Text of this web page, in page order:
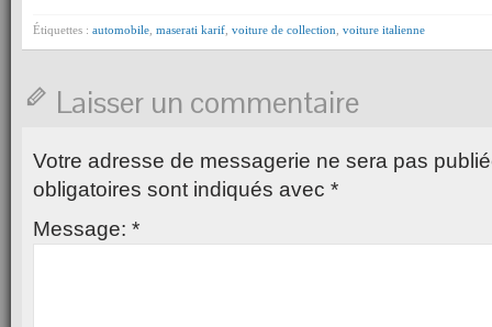
Étiquettes : automobile maserati karif voiture de collection voiture italienne
Laisser un commentaire
Votre adresse de messagerie ne sera pas
obligatoires sont indiqués avec *
Message: *